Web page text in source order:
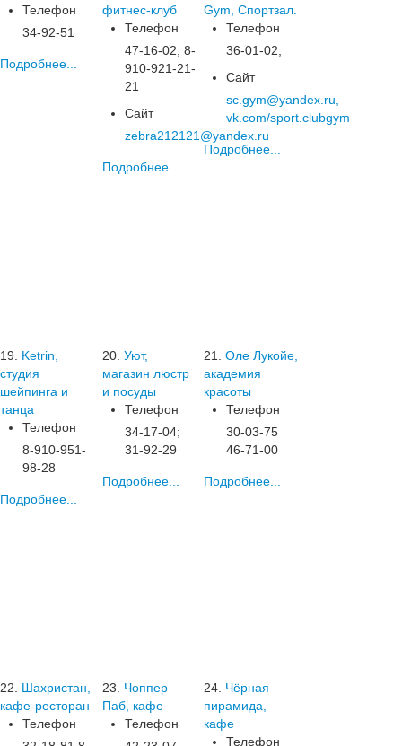
Телефон
34-92-51
Подробнее...
фитнес-клуб
Телефон
47-16-02, 8-
910-921-21-
21
Сайт
zebra212121@yandex.ru
Подробнее...
Gym, Спортзал.
Телефон
36-01-02,
Сайт
sc.gym@yandex.ru,
vk.com/sport.clubgym
Подробнее...
19.
Ketrin,
студия
шейпинга и
танца
Телефон
8-910-951-
98-28
Подробнее...
20. Уют,
магазин люстр
и посуды
Телефон
34-17-04;
31-92-29
Подробнее...
21.
Оле Лукойе,
академия
красоты
Телефон
30-03-75
46-71-00
Подробнее...
22.
Шахристан,
кафе-ресторан
Телефон
23.
Чоппер
Паб, кафе
Телефон
24. Чёрная
пирамида,
кафе
Телефон